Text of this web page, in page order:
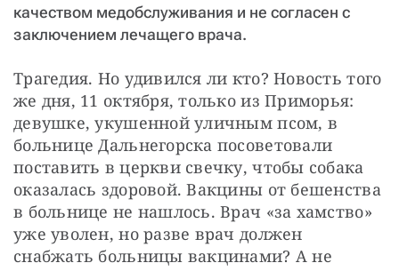
качеством медобслуживания и не согласен с
заключением лечащего врача.
Трагедия. Но удивился ли кто? Новость того
же дня, 11 октября, только из Приморья:
девушке, укушенной уличным псом, в
больнице Дальнегорска посоветовали
поставить в церкви свечку, чтобы собака
оказалась здоровой. Вакцины от бешенства
в больнице не нашлось. Врач «за хамство»
уже уволен, но разве врач должен
снабжать больницы вакцинами? А не